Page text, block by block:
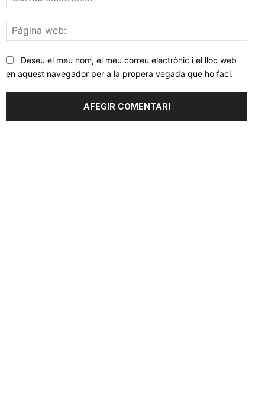
web:
Deseu el meu nom, el meu correu electrònic i el lloc web
en aquest navegador per a la propera vegada que ho faci.